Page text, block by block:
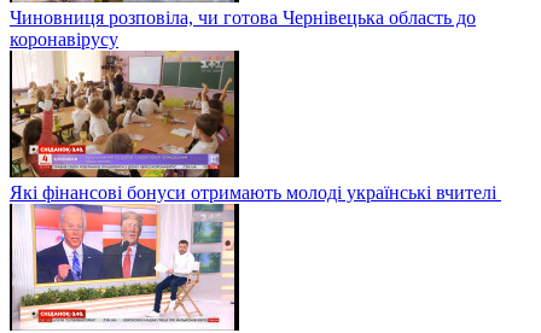
Чиновниця розповіла, чи готова Чернівецька область до
коронавірусу
Які фінансові бонуси отримають молоді українські вчителі